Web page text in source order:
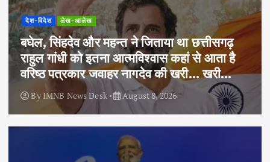
देश-विदेश लेख-आलेख
बघेल, सिंहदेव और महन्त ने जिताया था छत्तीसगढ़
राहुल गांधी को इतना आत्मविश्वास कहां से आता है
वरिष्ठ पत्रकार जवाहर नागदेव की खरी… खरी…
ByIMNB News Desk August 8, 2026